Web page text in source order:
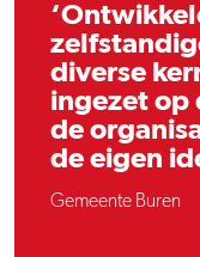
diverse
ingezet op
de
de eigen
Gemeente Buren